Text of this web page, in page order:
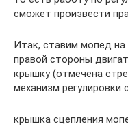
сможет произвести
Итак, ставим мопед на
правой стороны
крышку (отмечена
механизм регулировки
крышка сцепления